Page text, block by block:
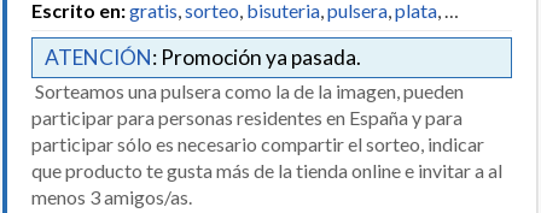
Escrito en:gratis sorteo bisuteria pulsera plata
ATENCIÓN: Promoción ya pasada.
Sorteamos una pulsera como la de la imagen, pueden
participar para personas residentes en España y para
participar sólo es necesario compartir el sorteo, indicar
que producto te gusta más de la tienda online e invitar a al
menos 3 amigos/as.